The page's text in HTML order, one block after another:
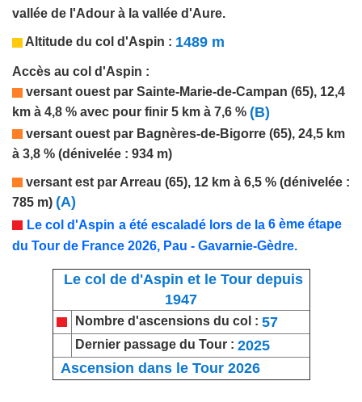
vallée de l'Adour à la vallée d'Aure.
Altitude du col d'Aspin : 1489 m
Accès au col d'Aspin :
versant ouest par Sainte-Marie-de-Campan (65), 12,4
km à 4,8 % avec pour finir 5 km à 7,6 % (B)
versant ouest par Bagnères-de-Bigorre (65), 24,5 km
à 3,8 % (dénivelée : 934 m)
versant est par Arreau (65), 12 km à 6,5 % (dénivelée :
785 m) (A)
Le col d'Aspin a été escaladé lors de la 6 ème étape
du Tour de France 2026, Pau - Gavarnie-Gèdre.
Le col de d'Aspin et le Tour depuis
1947
Nombre d'ascensions du col : 57
Dernier passage du Tour : 2025
Ascension dans le Tour 2026